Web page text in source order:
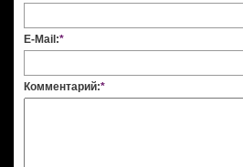
E-Mail:*
Комментарий:*